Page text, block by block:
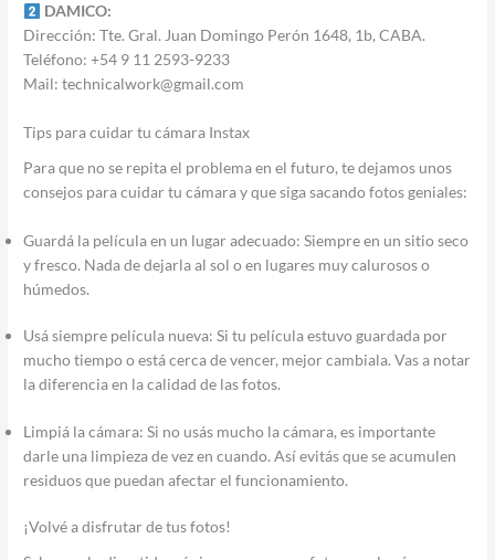
DAMICO:
Dirección: Tte. Gral. Juan Domingo Perón 1648, 1b, CABA.
Teléfono: +54 9 11 2593-9233
Mail: technicalwork@gmail.com
Tips para cuidar tu cámara Instax
Para que no se repita el problema en el futuro, te dejamos unos
consejos para cuidar tu cámara y que siga sacando fotos geniales:
Guardá la película en un lugar adecuado: Siempre en un sitio seco
y fresco. Nada de dejarla al sol o en lugares muy calurosos o
húmedos.
Usá siempre película nueva: Si tu película estuvo guardada por
mucho tiempo o está cerca de vencer, mejor cambiala. Vas a notar
la diferencia en la calidad de las fotos.
Limpiá la cámara: Si no usás mucho la cámara, es importante
darle una limpieza de vez en cuando. Así evitás que se acumulen
residuos que puedan afectar el funcionamiento.
¡Volvé a disfrutar de tus fotos!